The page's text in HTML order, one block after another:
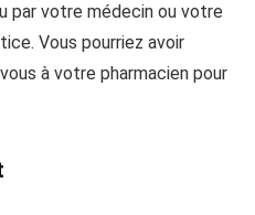
par votre médecin ou votre
Vous pourriez avoir
à votre pharmacien pour